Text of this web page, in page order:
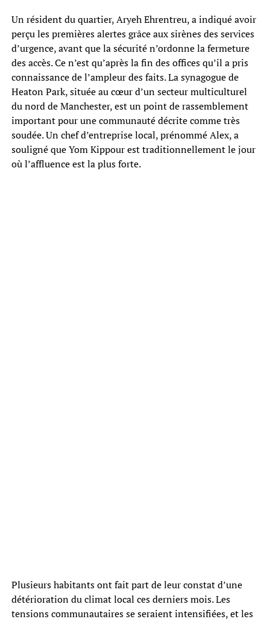
Un résident du quartier, Aryeh Ehrentreu, a indiqué avoir
perçu les premières alertes grâce aux sirènes des services
d’urgence, avant que la sécurité n’ordonne la fermeture
des accès. Ce n’est qu’après la fin des offices qu’il a pris
connaissance de l’ampleur des faits. La synagogue de
Heaton Park, située au cœur d’un secteur multiculturel
du nord de Manchester, est un point de rassemblement
important pour une communauté décrite comme très
soudée. Un chef d’entreprise local, prénommé Alex, a
souligné que Yom Kippour est traditionnellement le jour
où l’affluence est la plus forte.
Plusieurs habitants ont fait part de leur constat d’une
détérioration du climat local ces derniers mois. Les
tensions communautaires se seraient intensifiées, et les